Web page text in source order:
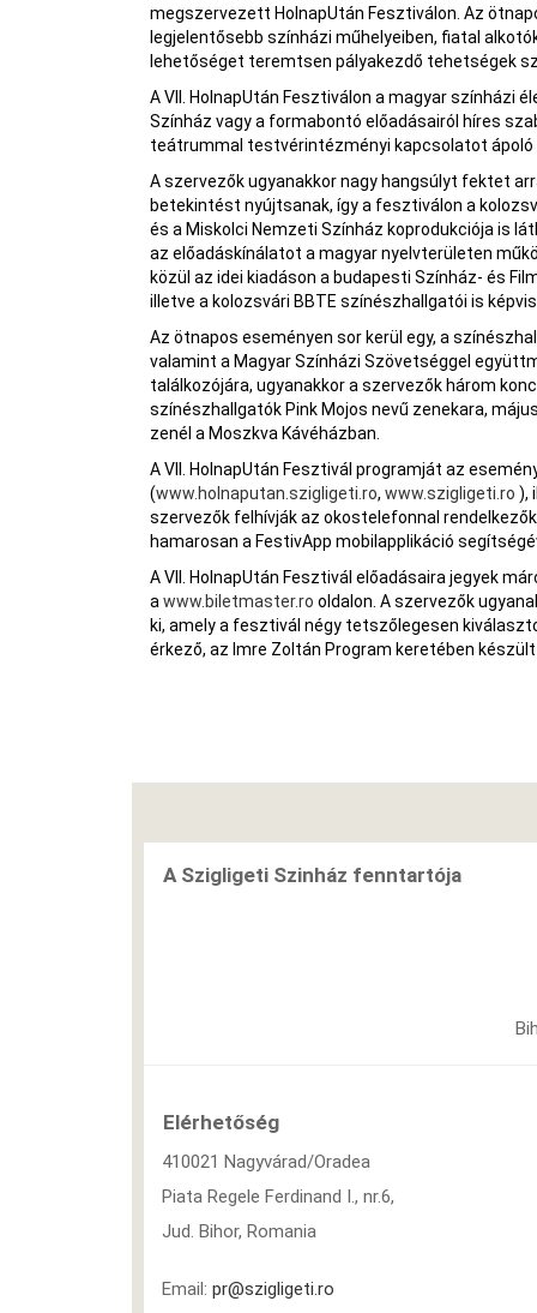
megszervezett HolnapUtán Fesztiválon. Az
legjelentősebb színházi műhelyeiben, fiatal
lehetőséget teremtsen pályakezdő tehetségek
A VII. HolnapUtán Fesztiválon a magyar színházi
Színház vagy a formabontó előadásairól híres
teátrummal testvérintézményi kapcsolatot ápoló
A szervezők ugyanakkor nagy hangsúlyt fektet
betekintést nyújtsanak, így a fesztiválon a
és a Miskolci Nemzeti Színház koprodukciója is
az előadáskínálatot a magyar nyelvterületen
közül az idei kiadáson a budapesti Színház- és
illetve a kolozsvári BBTE színészhallgatói is
Az ötnapos eseményen sor kerül egy, a
valamint a Magyar Színházi Szövetséggel
találkozójára, ugyanakkor a szervezők három
színészhallgatók Pink Mojos nevű zenekara,
zenél a Moszkva Kávéházban.
A VII. HolnapUtán Fesztivál programját az
(www.holnaputan.szigligeti.ro, www.szigligeti.ro ),
szervezők felhívják az okostelefonnal
hamarosan a FestivApp mobilapplikáció
A VII. HolnapUtán Fesztivál előadásaira jegyek
a www.biletmaster.ro oldalon. A szervezők
ki, amely a fesztivál négy tetszőlegesen
érkező, az Imre Zoltán Program keretében
A Szigligeti Szinház fenntartója
Elérhetőség
410021 Nagyvárad/Oradea
Piata Regele Ferdinand I., nr.6,
Jud. Bihor, Romania
Email: pr@szigligeti.ro